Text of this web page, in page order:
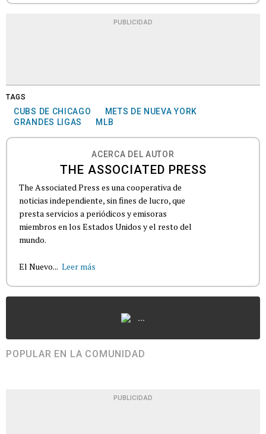
PUBLICIDAD
TAGS
CUBS DE CHICAGO
METS DE NUEVA YORK
GRANDES LIGAS
MLB
ACERCA DEL AUTOR
THE ASSOCIATED PRESS
The Associated Press es una cooperativa de
noticias independiente, sin fines de lucro, que
presta servicios a periódicos y emisoras
miembros en los Estados Unidos y el resto del
mundo.
El Nuevo... Leer más
...
POPULAR EN LA COMUNIDAD
PUBLICIDAD